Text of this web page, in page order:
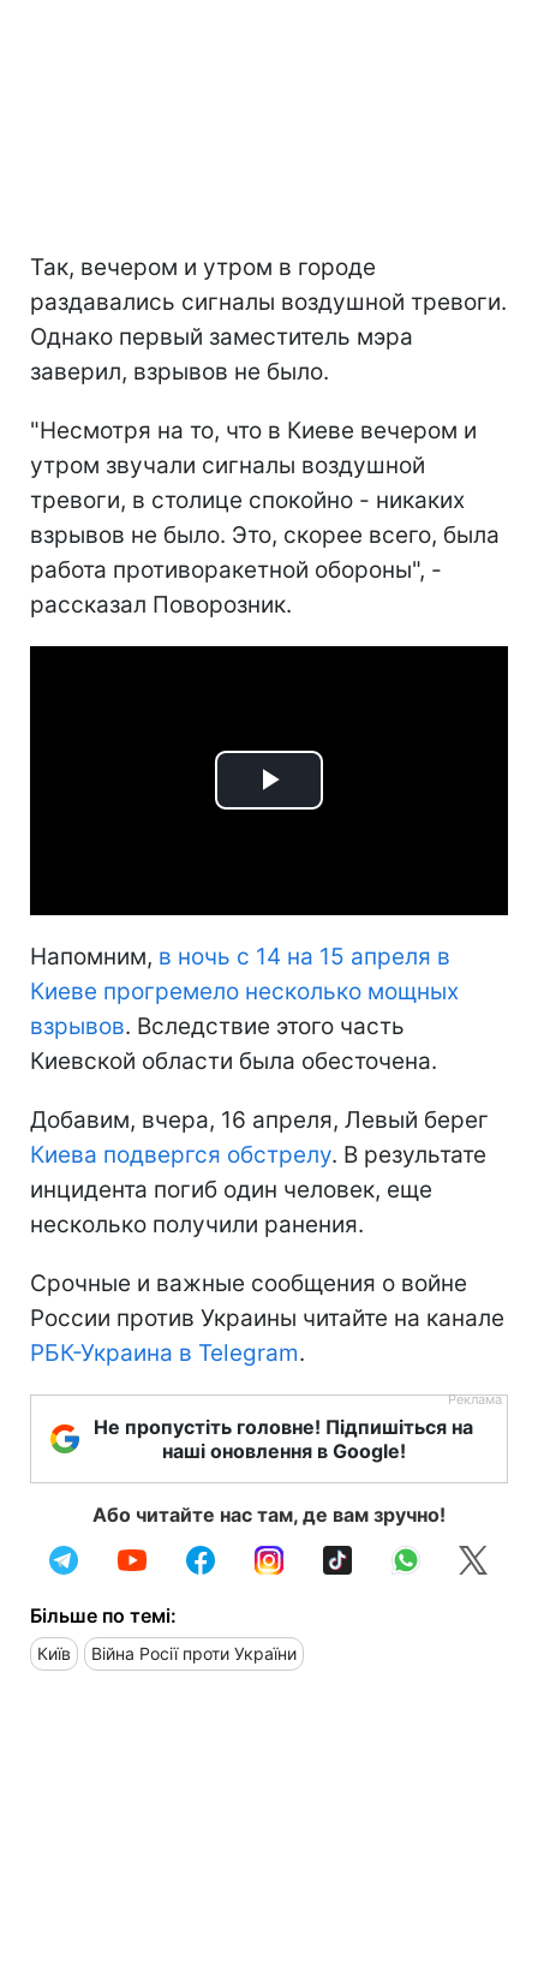
Так, вечером и утром в городе
раздавались сигналы воздушной тревоги.
Однако первый заместитель мэра
заверил, взрывов не было.
"Несмотря на то, что в Киеве вечером и
утром звучали сигналы воздушной
тревоги, в столице спокойно - никаких
взрывов не было. Это, скорее всего, была
работа противоракетной обороны", -
рассказал Поворозник.
Play
Напомним, в ночь с 14 на 15 апреля в
Киеве прогремело несколько мощных
взрывов. Вследствие этого часть
Киевской области была обесточена.
Добавим, вчера, 16 апреля, Левый берег
Киева подвергся обстрелу. В результате
инцидента погиб один человек, еще
несколько получили ранения.
Срочные и важные сообщения о войне
России против Украины читайте на канале
РБК-Украина в Telegram.
Не пропустіть головне! Підпишіться на
наші оновлення в Google!
Або читайте нас там, де вам зручно!
Більше по темі:
Київ Війна Росії проти України